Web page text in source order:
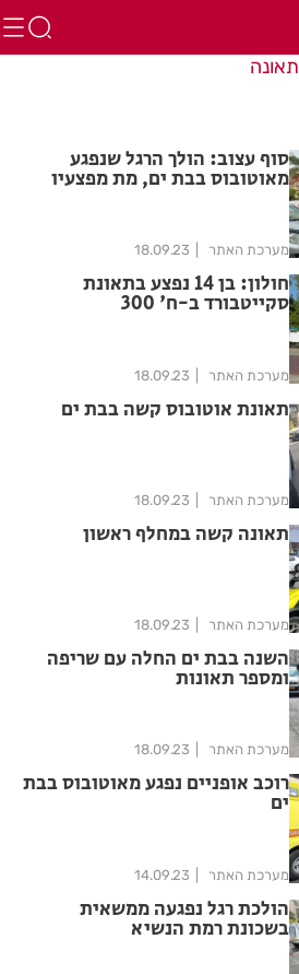
תאונה
סוף עצוב: הולך הרגל שנפגע
מאוטובוס בבת ים, מת מפצעיו
מערכת האתר 18.09.23
חולון: בן 14 נפצע בתאונת
סקייטבורד ב-ח' 300
מערכת האתר 18.09.23
תאונת אוטובוס קשה בבת ים
מערכת האתר 18.09.23
תאונה קשה במחלף ראשון
מערכת האתר 18.09.23
השנה בבת ים החלה עם שריפה
ומספר תאונות
מערכת האתר 18.09.23
רוכב אופניים נפגע מאוטובוס בבת
ים
מערכת האתר 14.09.23
הולכת רגל נפגעה ממשאית
בשכונת רמת הנשיא